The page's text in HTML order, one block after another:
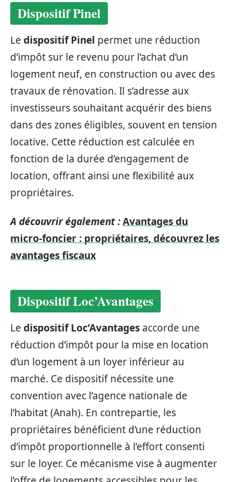
Dispositif Pinel
Le dispositif Pinel permet une réduction
d’impôt sur le revenu pour l’achat d’un
logement neuf, en construction ou avec des
travaux de rénovation. Il s’adresse aux
investisseurs souhaitant acquérir des biens
dans des zones éligibles, souvent en tension
locative. Cette réduction est calculée en
fonction de la durée d’engagement de
location, offrant ainsi une flexibilité aux
propriétaires.
A découvrir également :Avantages du
micro-foncier : propriétaires, découvrez les
avantages fiscaux
Dispositif Loc’Avantages
Le dispositif Loc’Avantages accorde une
réduction d’impôt pour la mise en location
d’un logement à un loyer inférieur au
marché. Ce dispositif nécessite une
convention avec l’agence nationale de
l’habitat (Anah). En contrepartie, les
propriétaires bénéficient d’une réduction
d’impôt proportionnelle à l’effort consenti
sur le loyer. Ce mécanisme vise à augmenter